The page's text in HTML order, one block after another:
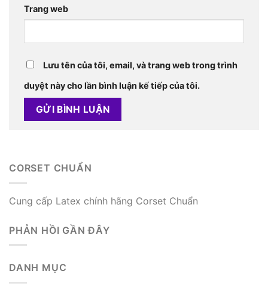
Trang web
Lưu tên của tôi, email, và trang web trong trình
duyệt này cho lần bình luận kế tiếp của tôi.
CORSET CHUẨN
Cung cấp Latex chính hãng Corset Chuẩn
PHẢN HỒI GẦN ĐÂY
DANH MỤC